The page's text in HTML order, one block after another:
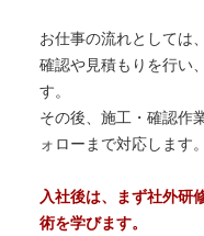
お仕事の流れとしては
確認や見積もりを行い
す。
その後、施工・確認作
ォローまで対応します。
入社後は、まず社外研
術を学びます。